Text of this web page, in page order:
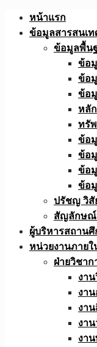
Skip
หน้าแรก
ข้อมูลสารสนเท
ข้อมูลพื้น
ข้อ
ข้อ
ข้อ
หลั
ทรั
ข้อ
ข้อ
ข้อ
ข้อ
ปรัชญ วิสั
สัญลักษณ์
ผู้บริหารสถานศึ
หน่วยงานภายใ
ฝ่ายวิชาก
งา
งา
งา
งา
งา